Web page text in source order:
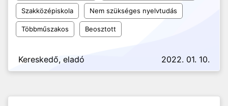
Szakközépiskola Nem szükséges nyelvtudás
Többműszakos Beosztott
Kereskedő, eladó 2022. 01. 10.